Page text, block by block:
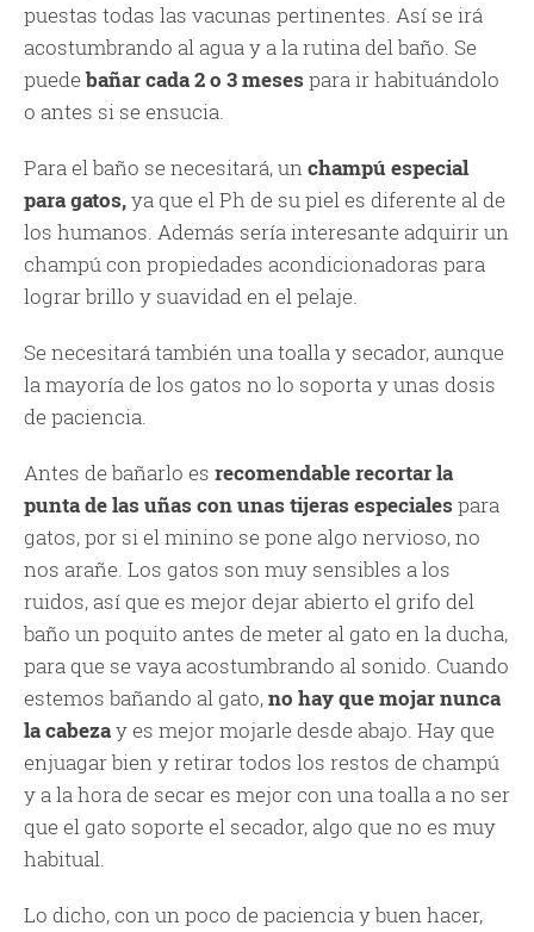
puestas todas las vacunas pertinentes. Así se irá
acostumbrando al agua y a la rutina del baño. Se
puedebañar cada 2 o 3 mesespara ir habituándolo
o antes si se ensucia.
Para el baño se necesitará, unchampú especial
para gatos,ya que el Ph de su piel es diferente al de
los humanos. Además sería interesante adquirir un
champú con propiedades acondicionadoras para
lograr brillo y suavidad en el pelaje.
Se necesitará también una toalla y secador, aunque
la mayoría de los gatos no lo soporta y unas dosis
de paciencia.
Antes de bañarlo es recomendable recortar la
punta de las uñas con unas tijeras especialespara
gatos, por si el minino se pone algo nervioso, no
nos arañe. Los gatos son muy sensibles a los
ruidos, así que es mejor dejar abierto el grifo del
baño un poquito antes de meter al gato en la ducha,
para que se vaya acostumbrando al sonido. Cuando
estemos bañando al gato,no hay que mojar nunca
la cabezay es mejor mojarle desde abajo. Hay que
enjuagar bien y retirar todos los restos de champú
y a la hora de secar es mejor con una toalla a no ser
que el gato soporte el secador, algo que no es muy
habitual.
Lo dicho, con un poco de paciencia y buen hacer,